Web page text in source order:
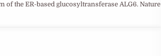
of the ER-based glucosyltransferase ALG6. Nature